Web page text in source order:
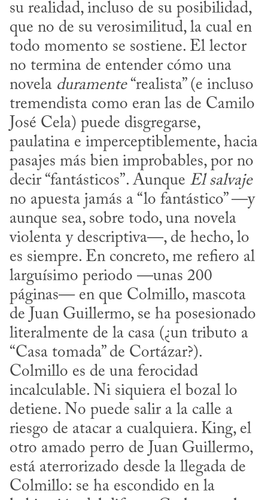
su realidad, incluso de su posibilidad,
que no de su verosimilitud, la cual en
todo momento se sostiene. El lector
no termina de entender cómo una
novela duramente “realista” (e incluso
tremendista como eran las de Camilo
José Cela) puede disgregarse,
paulatina e imperceptiblemente, hacia
pasajes más bien improbables, por no
decir “fantásticos”. Aunque El salvaje
no apuesta jamás a “lo fantástico” —y
aunque sea, sobre todo, una novela
violenta y descriptiva—, de hecho, lo
es siempre. En concreto, me refiero al
larguísimo periodo —unas 200
páginas— en que Colmillo, mascota
de Juan Guillermo, se ha posesionado
literalmente de la casa (¿un tributo a
“Casa tomada” de Cortázar?).
Colmillo es de una ferocidad
incalculable. Ni siquiera el bozal lo
detiene. No puede salir a la calle a
riesgo de atacar a cualquiera. King, el
otro amado perro de Juan Guillermo,
está aterrorizado desde la llegada de
Colmillo: se ha escondido en la